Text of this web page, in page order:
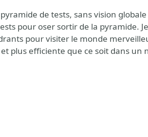
de tests, sans vision
pour oser sortir de la pyramide.
pour visiter le monde
plus efficiente que ce soit dans